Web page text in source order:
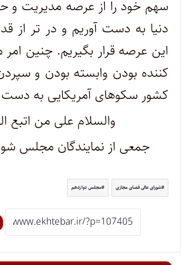
سهم خود را از عرصه مدیریت و
دنیا به دست آوریم و در تر از
این عرصه قرار بگیریم. چنین
کننده بودن وابسته بودن و
کشور سکوهای آمریکایی به دست
والسلام على من اتبع
جمعی از نمایندگان مجلس
شورای عالی فضای مجازی مجلس دوازدهم